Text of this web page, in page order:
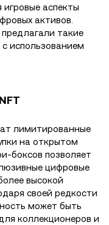
аспекты
активов.
такие
использованием
лимитированные
на открытом
боксов позволяет
цифровые
высокой
своей редкости
может быть
коллекционеров и